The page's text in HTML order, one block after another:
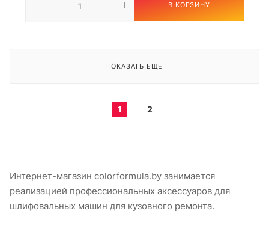
В КОРЗИНУ
ПОКАЗАТЬ ЕЩЕ
1 2
Интернет-магазин colorformula.by занимается
реализацией профессиональных аксессуаров для
шлифовальных машин для кузовного ремонта.